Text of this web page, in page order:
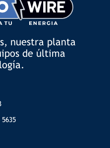
nuestra planta
de última